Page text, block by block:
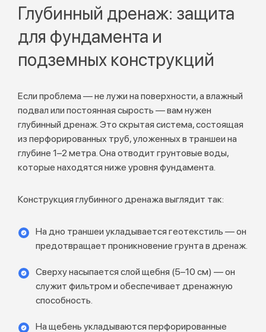
Глубинный дренаж: защита
для фундамента и
подземных конструкций
Если проблема — не лужи на поверхности, а влажный
подвал или постоянная сырость — вам нужен
глубинный дренаж. Это скрытая система, состоящая
из перфорированных труб, уложенных в траншеи на
глубине 1–2 метра. Она отводит грунтовые воды,
которые находятся ниже уровня фундамента.
Конструкция глубинного дренажа выглядит так:
На дно траншеи укладывается геотекстиль — он
предотвращает проникновение грунта в дренаж.
Сверху насыпается слой щебня (5–10 см) — он
служит фильтром и обеспечивает дренажную
способность.
На щебень укладываются перфорированные